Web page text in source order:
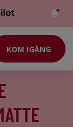
KOM IGÅNG